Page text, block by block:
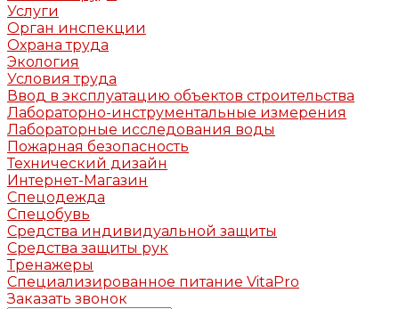
Услуги
Орган инспекции
Охрана труда
Экология
Условия труда
Ввод в эксплуатацию объектов строительства
Лабораторно-инструментальные измерения
Лабораторные исследования воды
Пожарная безопасность
Технический дизайн
Интернет-Магазин
Спецодежда
Спецобувь
Средства индивидуальной защиты
Средства защиты рук
Тренажеры
Специализированное питание VitaPro
Заказать звонок